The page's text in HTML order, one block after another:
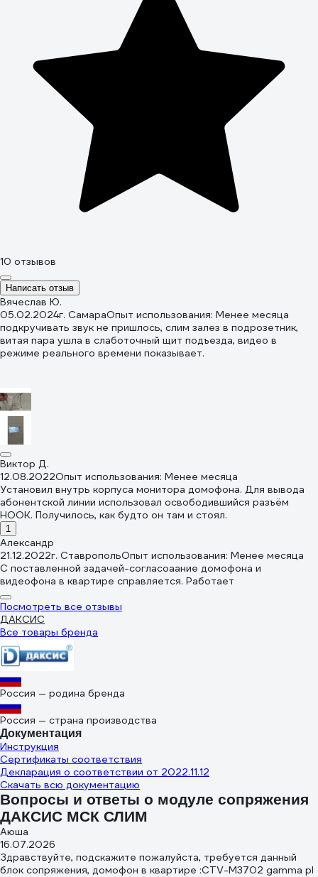
10 отзывов
Написать отзыв
Вячеслав Ю.
05.02.2024г. СамараОпыт использования: Менее месяца
подкручивать звук не пришлось, слим залез в подрозетник,
витая пара ушла в слаботочный щит подъезда, видео в
режиме реального времени показывает.
Виктор Д.
12.08.2022Опыт использования: Менее месяца
Установил внутрь корпуса монитора домофона. Для вывода
абонентской линии использовал освободившийся разъём
HOOK. Получилось, как будто он там и стоял.
1
Александр
21.12.2022г. СтавропольОпыт использования: Менее месяца
С поставленной задачей-согласоаание домофона и
видеофона в квартире справляется. Работает
Посмотреть все отзывы
ДАКСИС
Все товары бренда
Россия — родина бренда
Россия — страна производства
Документация
Инструкция
Сертификаты соответствия
Декларация о соответствии от 2022.11.12
Скачать всю документацию
Вопросы и ответы о модуле сопряжения
ДАКСИС МСК СЛИМ
Аюша
16.07.2026
Здравствуйте, подскажите пожалуйста, требуется данный
блок сопряжения, домофон в квартире :CTV-M3702 gamma pl